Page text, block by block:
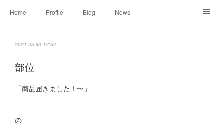
Home Profile Blog News
2021.05.03 12:52
部位
「商品届きました！〜」
の